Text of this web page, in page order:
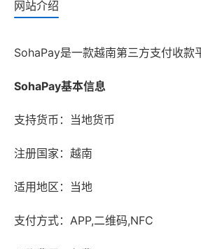
网站介绍
SohaPay是一款越南第三方支付收款
SohaPay基本信息
支持货币：当地货币
注册国家：越南
适用地区：当地
支付方式：APP,二维码,NFC